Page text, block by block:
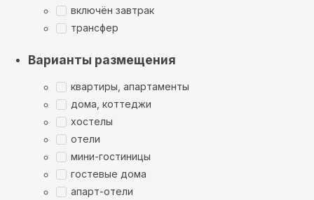
включён завтрак
трансфер
Варианты размещения
квартиры, апартаменты
дома, коттеджи
хостелы
отели
мини-гостиницы
гостевые дома
апарт-отели